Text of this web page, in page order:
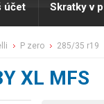
účet Skratky v
p zero 285/35 r19
XL MFS